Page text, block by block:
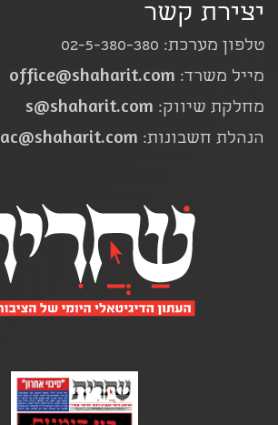
יצירת קשר
טלפון מערכת: 02-5-380-380
מייל משרד: office@shaharit.com
מחלקת שיווק: s@shaharit.com
הנהלת חשבונות: ac@shaharit.com